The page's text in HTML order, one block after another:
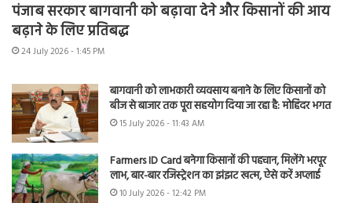
पंजाब सरकार बागवानी को बढ़ावा देने और किसानों की आय
बढ़ाने के लिए प्रतिबद्ध
24 July 2026 - 1:45 PM
बागवानी को लाभकारी व्यवसाय बनाने के लिए किसानों को
बीज से बाजार तक पूरा सहयोग दिया जा रहा है: मोहिंदर भगत
15 July 2026 - 11:43 AM
Farmers ID Card बनेगा किसानों की पहचान, मिलेंगे भरपूर
लाभ, बार-बार रजिस्ट्रेशन का झंझट खत्म, ऐसे करें अप्लाई
10 July 2026 - 12:42 PM